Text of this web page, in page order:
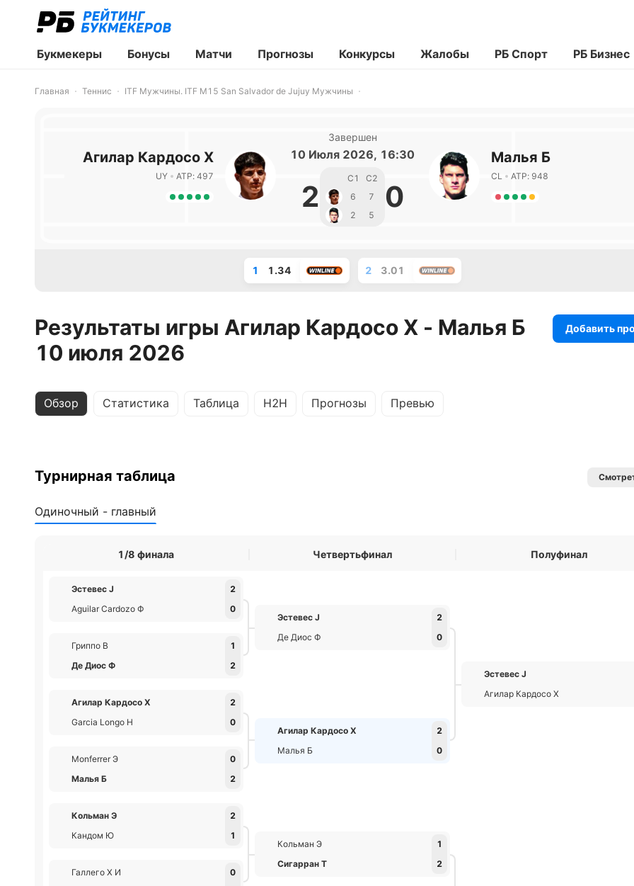
Букмекеры Бонусы Матчи Прогнозы Конкурсы Жалобы РБ Спорт РБ Бизнес
Главная Теннис ITF Мужчины. ITF M15 San Salvador de Jujuy Мужчины
Агилар Кардосо Х
UY ATP: 497
Завершен
10 Июля 2026, 16:30
2
С1
С2
6
7
2
5
0
Малья Б
CL ATP: 948
1 1.34 2 3.01
Результаты игры Агилар Кардосо Х - Малья Б
10 июля 2026
Добавить
Обзор Статистика Таблица H2H Прогнозы Превью
Турнирная таблица
Одиночный - главный
1/8 финала
Эстевес J
2
Aguilar Cardozo Ф
0
Гриппо В
1
Де Диос Ф
2
Агилар Кардосо Х
2
Garcia Longo Н
0
Monferrer Э
0
Малья Б
2
Кольман Э
2
Кандом Ю
1
Галлего Х И
0
Четвертьфинал
Эстевес J
2
Де Диос Ф
0
Агилар Кардосо Х
2
Малья Б
0
Кольман Э
1
Сигарран Т
2
Полуфинал
Эстевес J
Агилар Кардосо Х